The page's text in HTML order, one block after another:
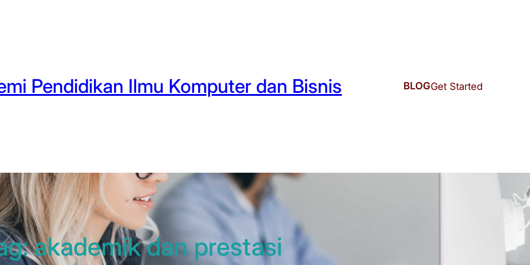
Pendidikan Ilmu Komputer dan Bisnis BLOGGet Started
akademik dan prestasi